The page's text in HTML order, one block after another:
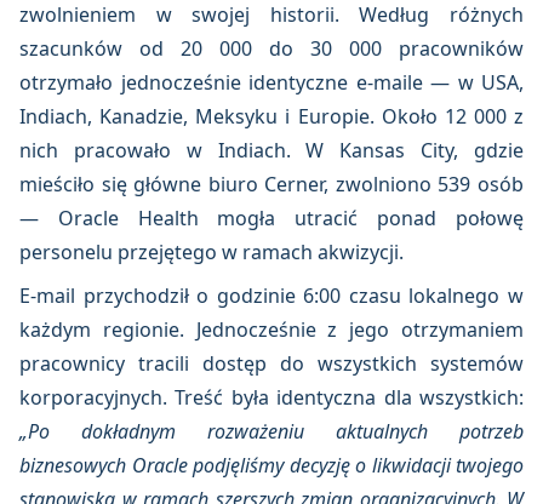
zwolnieniem w swojej historii. Według różnych
szacunków od 20 000 do 30 000 pracowników
otrzymało jednocześnie identyczne e-maile — w USA,
Indiach, Kanadzie, Meksyku i Europie. Około 12 000 z
nich pracowało w Indiach. W Kansas City, gdzie
mieściło się główne biuro Cerner, zwolniono 539 osób
— Oracle Health mogła utracić ponad połowę
personelu przejętego w ramach akwizycji.
E-mail przychodził o godzinie 6:00 czasu lokalnego w
każdym regionie. Jednocześnie z jego otrzymaniem
pracownicy tracili dostęp do wszystkich systemów
korporacyjnych. Treść była identyczna dla wszystkich:
„Po dokładnym rozważeniu aktualnych potrzeb
biznesowych Oracle podjęliśmy decyzję o likwidacji twojego